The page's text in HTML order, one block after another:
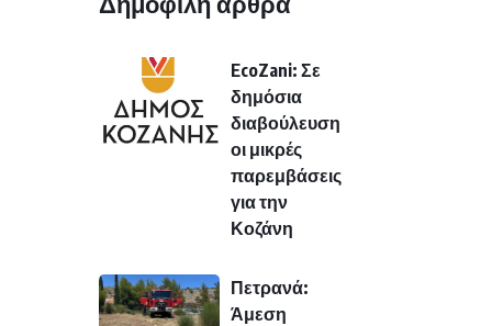
EcoZani: Σε
δημόσια
διαβούλευση
οι μικρές
παρεμβάσεις
για την
Κοζάνη
Πετρανά:
Άμεση